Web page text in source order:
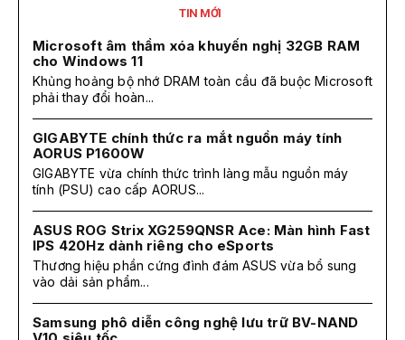
TIN MỚI
Microsoft âm thầm xóa khuyến nghị 32GB RAM
cho Windows 11
Khủng hoảng bộ nhớ DRAM toàn cầu đã buộc Microsoft
phải thay đổi hoàn...
GIGABYTE chính thức ra mắt nguồn máy tính
AORUS P1600W
GIGABYTE vừa chính thức trình làng mẫu nguồn máy
tính (PSU) cao cấp AORUS...
ASUS ROG Strix XG259QNSR Ace: Màn hình Fast
IPS 420Hz dành riêng cho eSports
Thương hiệu phần cứng đình đám ASUS vừa bổ sung
vào dải sản phẩm...
Samsung phô diễn công nghệ lưu trữ BV-NAND